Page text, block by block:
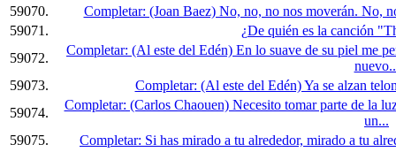
59070.
Completar: (Joan Baez) No, no, no nos moverán. No,
59071.
¿De quién es la canción
59072.
Completar: (Al este del Edén) En lo suave de su piel me
59073.
Completar: (Al este del Edén) Ya se alzan
59074.
Completar: (Carlos Chaouen) Necesito tomar parte de la
un...
59075.
Completar: Si has mirado a tu alrededor, mirado a tu